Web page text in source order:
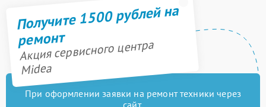
Получите 1500 рублей на
ремонт
Акция сервисного центра
Midea
При оформлении заявки на ремонт техники через
сайт,